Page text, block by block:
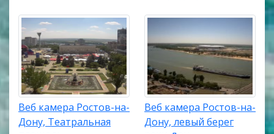
Веб камера Ростов-на-
Дону, Театральная
Веб камера Ростов-на-
Дону, левый берег